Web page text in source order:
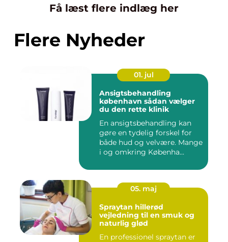
Få læst flere indlæg her
Flere Nyheder
01. jul
Ansigtsbehandling
københavn sådan vælger
du den rette klinik
En ansigtsbehandling kan
gøre en tydelig forskel for
både hud og velvære. Mange
i og omkring Københa...
05. maj
Spraytan hillerød
vejledning til en smuk og
naturlig glød
En professionel spraytan er